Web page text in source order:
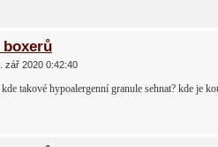
boxerů
zář 2020 0:42:40
takové hypoalergenní granule sehnat? kde je